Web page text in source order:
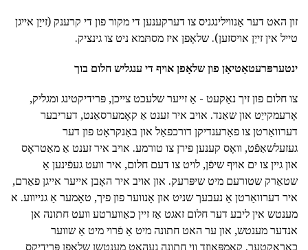
זון האט דער אַנווילינגניס צו דערקענען די מקור פון די קרענק (זייַן אייגן
טייל אין זייַן אויסזען). שלאָפן איז מסתּמא ניט צו גינציק.
ינטערפּרעטאַטיאָן פון שלאָפן אויף די ענגליש חלום בוך
צו חלום פון זיך נאַקעט - אַ זייער שלעכט צייכן, פּרידיקטינג ומגליק,
אָרעמקייַט און שאַנד. אויב איר זענט אַ קאָמערסאַנט, דעריבער
דערוואַרטן צו פאַרענדיקן דורכפאַל און באַנקראָט פון דער
געזעלשאַפֿט, וואָס קענען פירן צו טורמע. אויב איר זענט אַ מאַטראָס
און גיין צו ים אויף שיפֿן, לויט צו דעם חלום, איר וועט געפֿינען אַ
שטאַרק שטורעם מיט שיפּרעק. און אויב איר האָבן אייער אייגן פאַרם,
איר דערוואַרטן אַ נעבעך שניט און אָנווער פון פיך, טאָמער אַ גנייווע. א
מענטש אין ליבע דער חלום זאגט אַז זיין כאַווערטע וועט חתונה אן
אנדער מענטש, און ער האט חתונה מיט אַ פֿרוי מיט אַ שווער
כאַראַקטער. קאַמפּאָוזד ווי חתונה געהאט מענטשן שלאָפן פּרידיקס